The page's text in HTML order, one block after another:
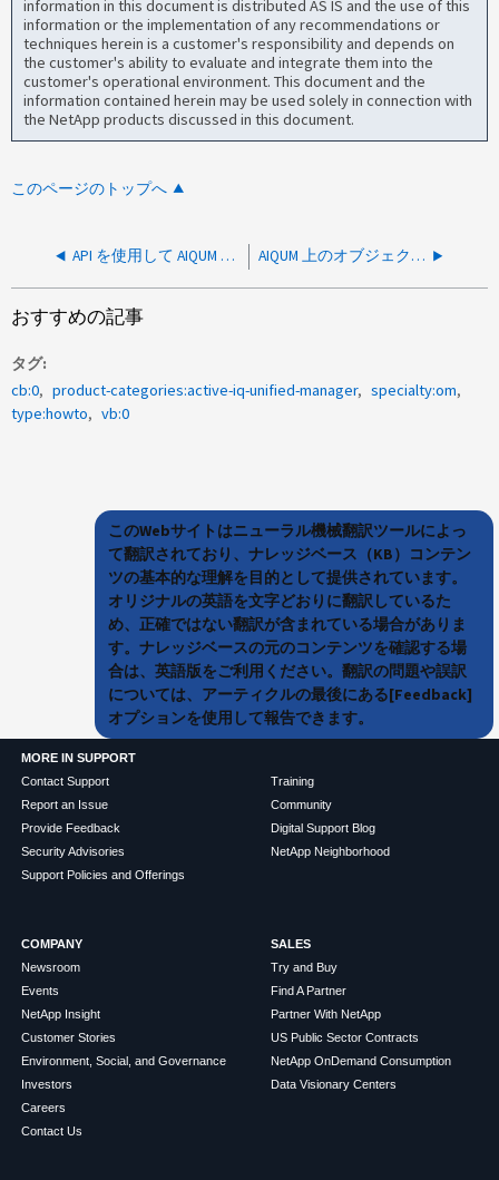
information in this document is distributed AS IS and the use of this
information or the implementation of any recommendations or
techniques herein is a customer's responsibility and depends on
the customer's ability to evaluate and integrate them into the
customer's operational environment. This document and the
information contained herein may be used solely in connection with
the NetApp products discussed in this document.
このページのトップへ
API を使用して AIQUM からイベントしきい値を取得する方法 AIQUM 上のオブジェクトに適用されているパフォーマンスしきい値ポリシーを識別する方法
おすすめの記事
タグ
cb:0
product-categories:active-iq-unified-manager
specialty:om
type:howto
vb:0
このWebサイトはニューラル機械翻訳ツールによっ
て翻訳されており、ナレッジベース（KB）コンテン
ツの基本的な理解を目的として提供されています。
オリジナルの英語を文字どおりに翻訳しているた
め、正確ではない翻訳が含まれている場合がありま
す。ナレッジベースの元のコンテンツを確認する場
合は、英語版をご利用ください。翻訳の問題や誤訳
については、アーティクルの最後にある[Feedback]
オプションを使用して報告できます。
MORE IN SUPPORT
Contact Support
Report an Issue
Provide Feedback
Security Advisories
Support Policies and Offerings
Training
Community
Digital Support Blog
NetApp Neighborhood
COMPANY
Newsroom
Events
NetApp Insight
Customer Stories
Environment, Social, and Governance
Investors
Careers
Contact Us
SALES
Try and Buy
Find A Partner
Partner With NetApp
US Public Sector Contracts
NetApp OnDemand Consumption
Data Visionary Centers